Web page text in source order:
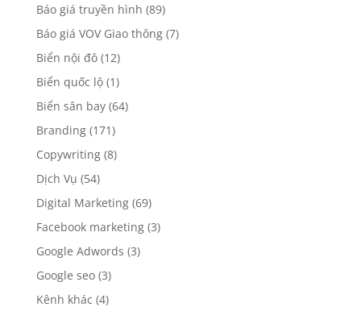
Báo giá truyền hình (89)
Báo giá VOV Giao thông(7)
Biển nội đô(12)
Biển quốc lộ(1)
Biển sân bay(64)
Branding(171)
Copywriting(8)
Dịch Vụ (54)
Digital Marketing(69)
Facebook marketing(3)
Google Adwords (3)
Google seo(3)
Kênh khác (4)